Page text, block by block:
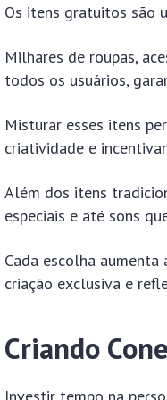
Os itens gratuitos são
Milhares de roupas,
todos os usuários,
Misturar esses itens
criatividade e
Além dos itens
especiais e até sons
Cada escolha
criação exclusiva e
Criando
Investir tempo na